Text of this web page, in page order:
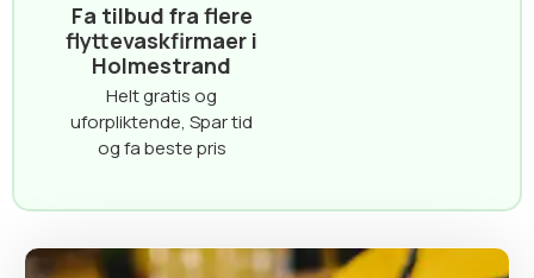
Fa tilbud fra flere
flyttevaskfirmaer i
Holmestrand
Helt gratis og
uforpliktende, Spar tid
og fa beste pris